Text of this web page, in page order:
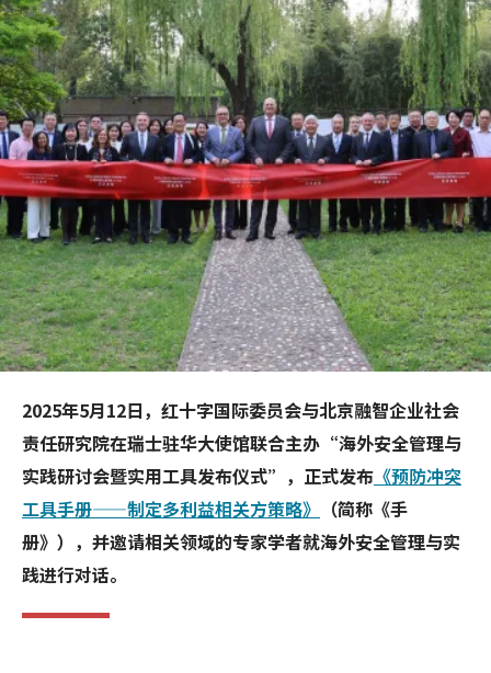
2025年5月12日，红十字国际委员会与北京融智企业社会
责任研究院在瑞士驻华大使馆联合主办“海外安全管理与
实践研讨会暨实用工具发布仪式”，正式发布 《预防冲突
工具手册——制定多利益相关方策略》
（简称《手
册》），并邀请相关领域的专家学者就海外安全管理与实
践进行对话。